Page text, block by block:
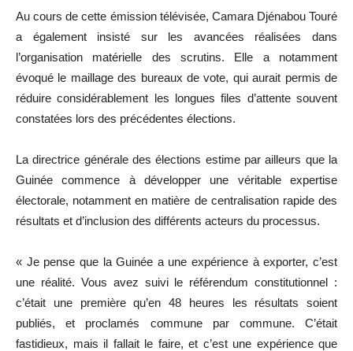
Au cours de cette émission télévisée, Camara Djénabou Touré
a également insisté sur les avancées réalisées dans
l’organisation matérielle des scrutins. Elle a notamment
évoqué le maillage des bureaux de vote, qui aurait permis de
réduire considérablement les longues files d’attente souvent
constatées lors des précédentes élections.
La directrice générale des élections estime par ailleurs que la
Guinée commence à développer une véritable expertise
électorale, notamment en matière de centralisation rapide des
résultats et d’inclusion des différents acteurs du processus.
« Je pense que la Guinée a une expérience à exporter, c’est
une réalité. Vous avez suivi le référendum constitutionnel :
c’était une première qu’en 48 heures les résultats soient
publiés, et proclamés commune par commune. C’était
fastidieux, mais il fallait le faire, et c’est une expérience que